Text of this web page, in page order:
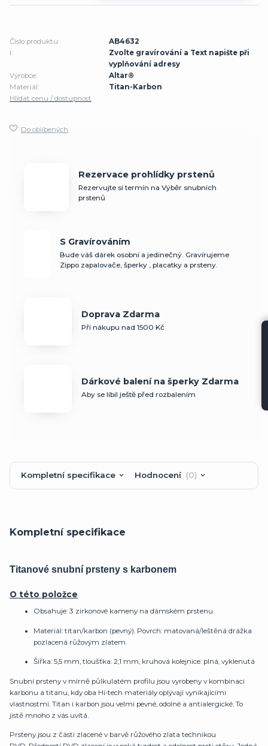
Číslo produktu:
AB4632
ℹ️:
Zvolte gravírování a Text napište při
vyplňování adresy
Výrobce:
Altar®
Materiál:
Titan-Karbon
Hlídat cenu / dostupnost
Do oblíbených
Rezervace prohlídky prstenů
Rezervujte si termín na Výběr snubních
prstenů
S Gravírováním
Bude váš dárek osobní a jedinečný. Gravírujeme
Zippo zapalovače, šperky , placatky a prsteny.
Doprava Zdarma
Při nákupu nad 1500 Kč
Dárkové balení na šperky Zdarma
Aby se líbil ještě před rozbalením
Kompletní specifikace Hodnocení 0
Kompletní specifikace
Titanové snubní prsteny s karbonem
O této položce
Obsahuje: 3 zirkonové kameny na dámském prstenu
Materiál: titan/karbon (pevný). Povrch: matovaná/leštěná drážka
pozlacená růžovým zlatem
Šířka: 5,5 mm, tloušťka: 2,1 mm, kruhová kolejnice: plná, vyklenutá
Snubní prsteny v mírně půlkulatém profilu jsou vyrobeny v kombinaci
karbonu a titanu, kdy oba Hi-tech materiály oplývají vynikajícími
vlastnostmi. Titan i karbon jsou velmi pevné, odolné a antialergické. To
jistě mnoho z vás uvítá.
Prsteny jsou z části zlacené v barvě růžového zlata technikou